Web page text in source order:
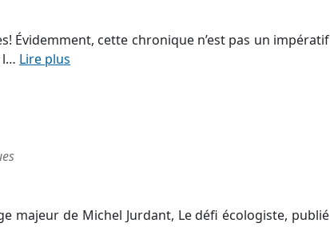
Évidemment, cette chronique n’est pas un impératif
l… Lire plus
majeur de Michel Jurdant, Le défi écologiste, publié